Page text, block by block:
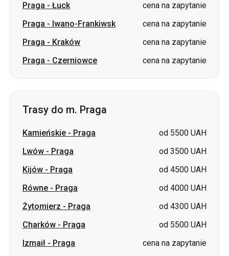
Praga - Łuck
cena na zapytanie
Praga - Iwano-Frankiwsk
cena na zapytanie
Praga - Kraków
cena na zapytanie
Praga - Czerniowce cena na zapytanie
Trasy do m. Praga
Kamieńskie - Praga
od 5500 UAH
Lwów - Praga
od 3500 UAH
Kijów - Praga
od 4500 UAH
Równe - Praga
od 4000 UAH
Żytomierz - Praga
od 4300 UAH
Charków - Praga
od 5500 UAH
Izmaił - Praga
cena na zapytanie